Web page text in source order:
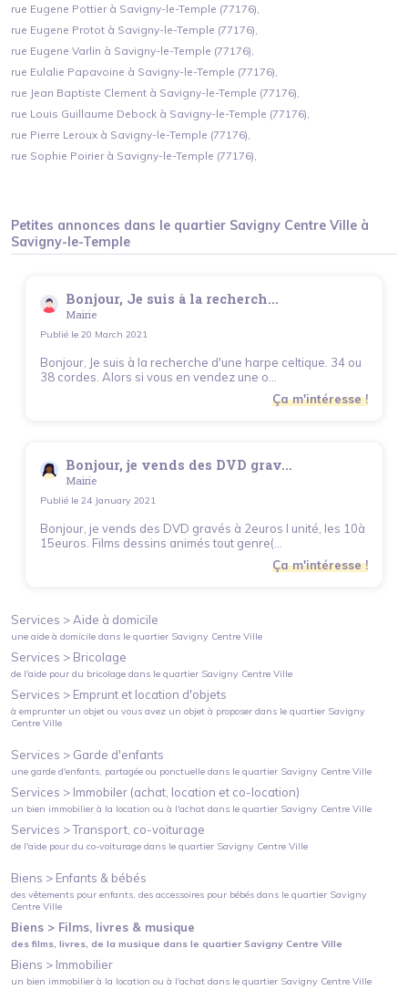
rue Eugene Pottier à Savigny-le-Temple (77176),
rue Eugene Protot à Savigny-le-Temple (77176),
rue Eugene Varlin à Savigny-le-Temple (77176),
rue Eulalie Papavoine à Savigny-le-Temple (77176),
rue Jean Baptiste Clement à Savigny-le-Temple (77176),
rue Louis Guillaume Debock à Savigny-le-Temple (77176),
rue Pierre Leroux à Savigny-le-Temple (77176),
rue Sophie Poirier à Savigny-le-Temple (77176),
Petites annonces dans le quartier Savigny Centre Ville à
Savigny-le-Temple
Bonjour, Je suis à la recherch...
Mairie
Publié le 20 March 2021
Bonjour, Je suis à la recherche d'une harpe celtique. 34 ou
38 cordes. Alors si vous en vendez une o...
Ça m'intéresse !
Bonjour, je vends des DVD grav...
Mairie
Publié le 24 January 2021
Bonjour, je vends des DVD gravés à 2euros l unité, les 10à
15euros. Films dessins animés tout genre(...
Ça m'intéresse !
Services > Aide à domicile
une aide à domicile dans le quartier Savigny Centre Ville
Services > Bricolage
de l'aide pour du bricolage dans le quartier Savigny Centre Ville
Services > Emprunt et location d'objets
à emprunter un objet ou vous avez un objet à proposer dans le quartier Savigny
Centre Ville
Services > Garde d'enfants
une garde d'enfants, partagée ou ponctuelle dans le quartier Savigny Centre Ville
Services > Immobiler (achat, location et co-location)
un bien immobilier à la location ou à l'achat dans le quartier Savigny Centre Ville
Services >Transport, co-voiturage
de l'aide pour du co-voiturage dans le quartier Savigny Centre Ville
Biens > Enfants & bébés
des vêtements pour enfants, des accessoires pour bébés dans le quartier Savigny
Centre Ville
Biens > Films, livres & musique
des films, livres, de la musique dans le quartier Savigny Centre Ville
Biens > Immobilier
un bien immobilier à la location ou à l'achat dans le quartier Savigny Centre Ville